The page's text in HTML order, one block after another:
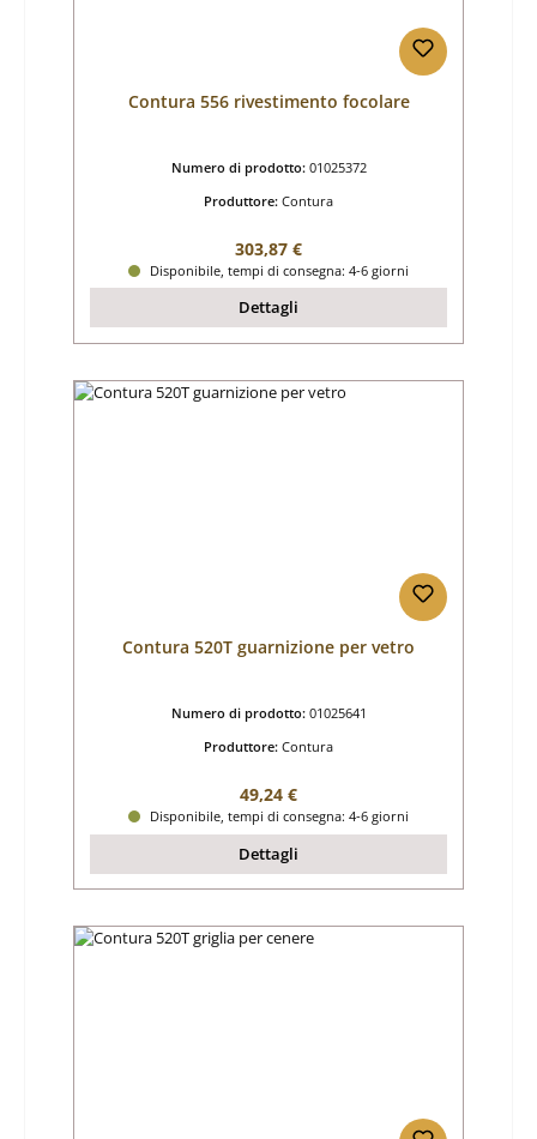
Contura 556 rivestimento focolare
Numero di prodotto: 01025372
Produttore: Contura
Prezzo normale:
303,87 €
Disponibile, tempi di consegna: 4-6 giorni
Dettagli
Contura 520T guarnizione per vetro
Numero di prodotto: 01025641
Produttore: Contura
Prezzo normale:
49,24 €
Disponibile, tempi di consegna: 4-6 giorni
Dettagli